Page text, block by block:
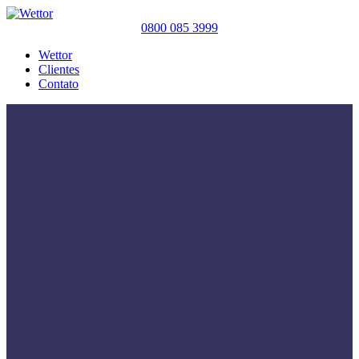
0800 085 3999
Wettor
Clientes
Contato